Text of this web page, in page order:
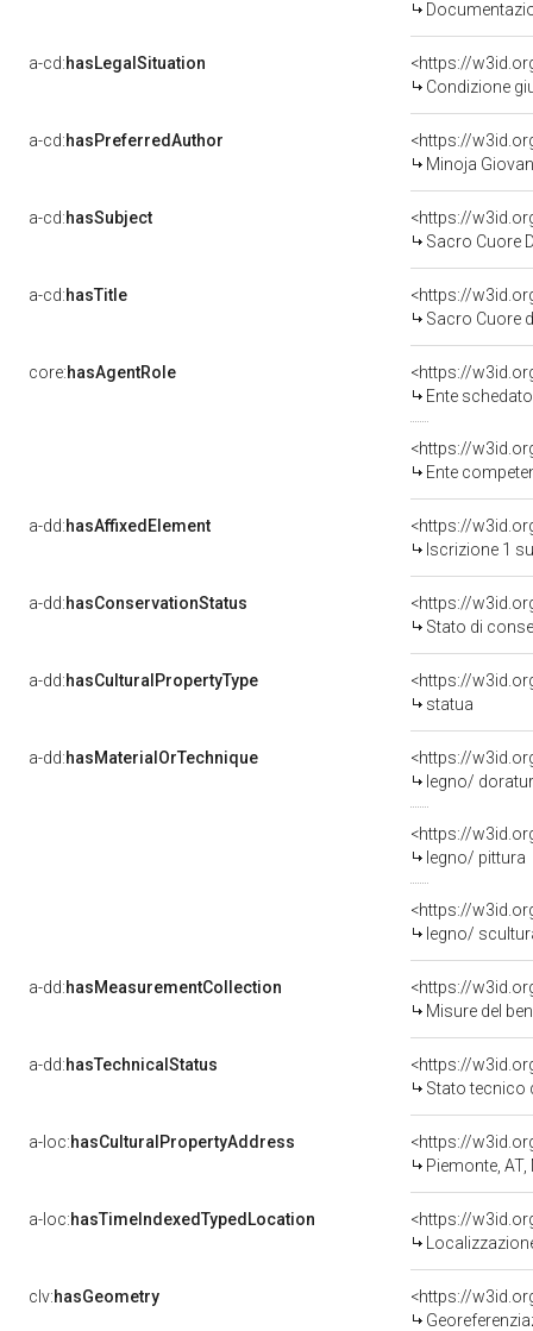
a-cd:hasLegalSituation
Condizione
a-cd:hasPreferredAuthor
<https://
Minoja
a-cd:hasSubject
<https://
Sacro Cuore
a-cd:hasTitle
<https://
Sacro Cuore
core:hasAgentRole
<https://
Ente schedatore
<https://
Ente competente per
a-dd:hasAffixedElement
<https://
Iscrizione 1
a-dd:hasConservationStatus
<https://
Stato di
a-dd:hasCulturalPropertyType
<https://
statua
a-dd:hasMaterialOrTechnique
<https://
legno/
<https://
legno/ pittura
<https://
legno/
a-dd:hasMeasurementCollection
<https://
Misure del
a-dd:hasTechnicalStatus
<https://
Stato tecnico
a-loc:hasCulturalPropertyAddress
<https://
Piemonte,
a-loc:hasTimeIndexedTypedLocation
<https://
clv:hasGeometry
<https://